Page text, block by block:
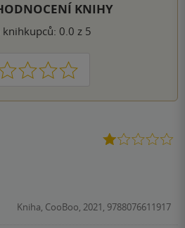
KNIHY
0.0 z 5
3 4 5
Kniha, CooBoo, 2021, 9788076611917